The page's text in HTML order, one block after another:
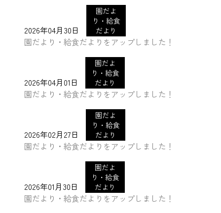
2026年04月30日
園だよ
り・給食
だより
園だより・給食だよりをアップしました！
2026年04月01日
園だよ
り・給食
だより
園だより・給食だよりをアップしました！
2026年02月27日
園だよ
り・給食
だより
園だより・給食だよりをアップしました！
2026年01月30日
園だよ
り・給食
だより
園だより・給食だよりをアップしました！